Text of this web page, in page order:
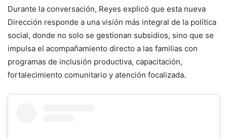
Durante la conversación, Reyes explicó que esta nueva
Dirección responde a una visión más integral de la política
social, donde no solo se gestionan subsidios, sino que se
impulsa el acompañamiento directo a las familias con
programas de inclusión productiva, capacitación,
fortalecimiento comunitario y atención focalizada.